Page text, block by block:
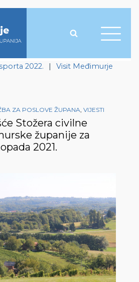
2022. | Visit Međimurje
ZA POSLOVE ŽUPANA, VIJESTI
Stožera civilne
županije za
2021.